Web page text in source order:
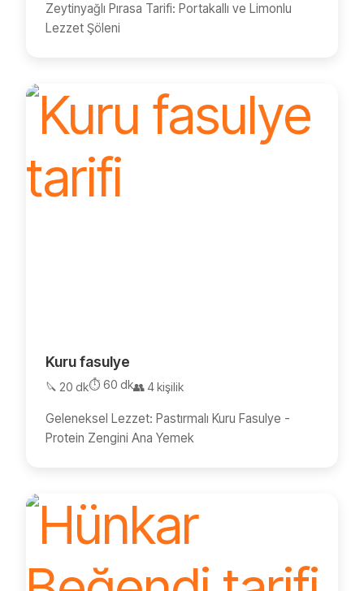
Zeytinyağlı Pırasa Tarifi: Portakallı ve Limonlu
Lezzet Şöleni
Kuru fasulye
🔪 20 dk⏱️ 60 dk👥 4 kişilik
Geleneksel Lezzet: Pastırmalı Kuru Fasulye -
Protein Zengini Ana Yemek